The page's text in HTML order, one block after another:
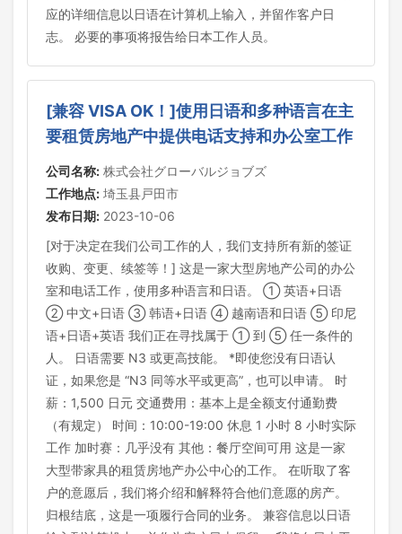
应的详细信息以日语在计算机上输入，并留作客户日
志。 必要的事项将报告给日本工作人员。
[兼容 VISA OK！]使用日语和多种语言在主
要租赁房地产中提供电话支持和办公室工作
公司名称: 株式会社グローバルジョブズ
工作地点: 埼玉县戸田市
发布日期: 2023-10-06
[对于决定在我们公司工作的人，我们支持所有新的签证
收购、变更、续签等！] 这是一家大型房地产公司的办公
室和电话工作，使用多种语言和日语。 ① 英语+日语
② 中文+日语 ③ 韩语+日语 ④ 越南语和日语 ⑤ 印尼
语+日语+英语 我们正在寻找属于 ① 到 ⑤ 任一条件的
人。 日语需要 N3 或更高技能。 *即使您没有日语认
证，如果您是 “N3 同等水平或更高”，也可以申请。 时
薪：1,500 日元 交通费用：基本上是全额支付通勤费
（有规定） 时间：10:00-19:00 休息 1 小时 8 小时实际
工作 加时赛：几乎没有 其他：餐厅空间可用 这是一家
大型带家具的租赁房地产办公中心的工作。 在听取了客
户的意愿后，我们将介绍和解释符合他们意愿的房产。
归根结底，这是一项履行合同的业务。 兼容信息以日语